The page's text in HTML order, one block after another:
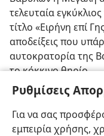
Ρυθμίσεις
Για να σας
εμπειρία χρήσης,
τελευταία
τίτλο «Ειρήνη επί
αποδείξεις που
αυτοκρατορία της
το κόκκινο θηρίο.
28. (α) Πώς η αναβάτις
αποτέλεσμα; (γ) Πριν απ’
την καθαρή θρησκεία;